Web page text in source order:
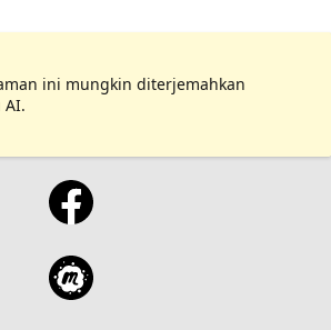
ini mungkin diterjemahkan
AI.